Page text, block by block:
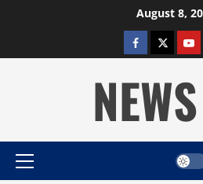
August 8,
facebooktwitter
Primary